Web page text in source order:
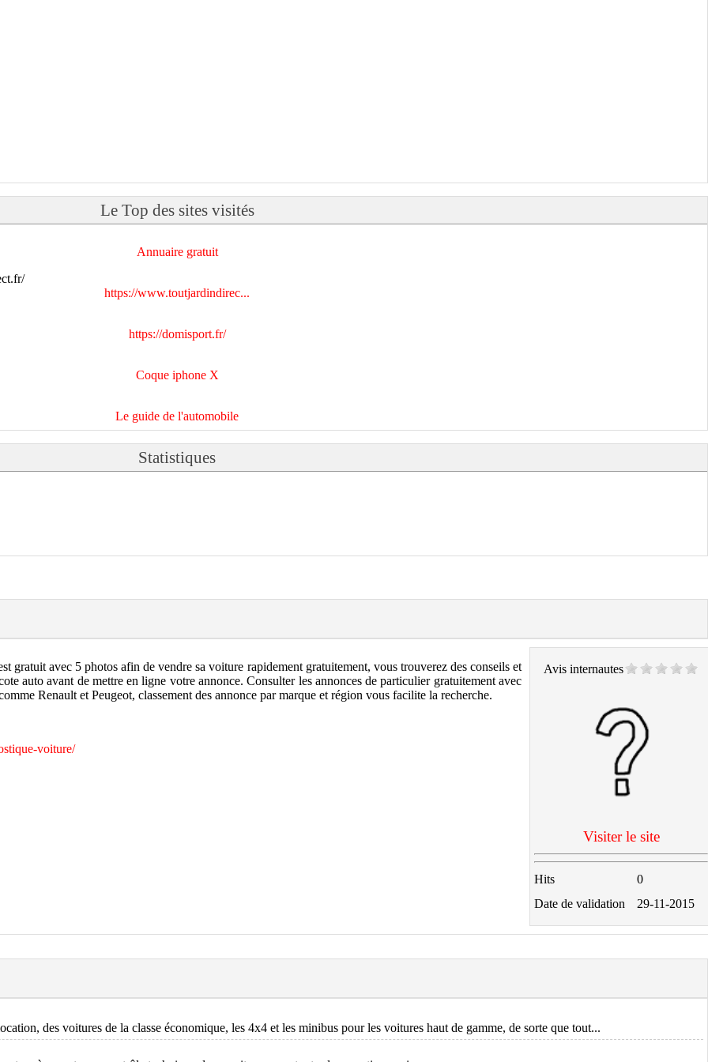
Le Top des sites visités
Annuaire gratuit
https://www.toutjardindirec...
https://domisport.fr/
Coque iphone X
Le guide de l'automobile
Statistiques
gratuit avec 5 photos afin de vendre sa voiture rapidement gratuitement, vous trouverez des conseils et
auto avant de mettre en ligne votre annonce. Consulter les annonces de particulier gratuitement avec
Renault et Peugeot, classement des annonce par marque et région vous facilite la recherche.
voiture/
Avis internautes
Visiter le site
Hits
0
Date de validation
29-11-2015
des voitures de la classe économique, les 4x4 et les minibus pour les voitures haut de gamme, de sorte que tout...